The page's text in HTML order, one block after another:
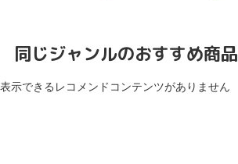
同じジャンルのおすすめ商品
表示できるレコメンドコンテンツがありません